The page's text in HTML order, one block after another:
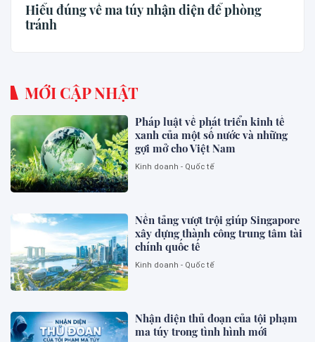
Hiểu đúng về ma túy nhận diện để phòng
tránh
MỚI CẬP NHẬT
Pháp luật về phát triển kinh tế
xanh của một số nước và những
gợi mở cho Việt Nam
Kinh doanh - Quốc tế
Nền tảng vượt trội giúp Singapore
xây dựng thành công trung tâm tài
chính quốc tế
Kinh doanh - Quốc tế
Nhận diện thủ đoạn của tội phạm
ma túy trong tình hình mới